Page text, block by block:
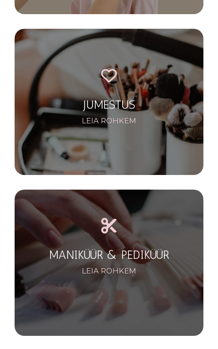
JUMESTUS
LEIA ROHKEM
MANIKÜÜR & PEDIKÜÜR
LEIA ROHKEM